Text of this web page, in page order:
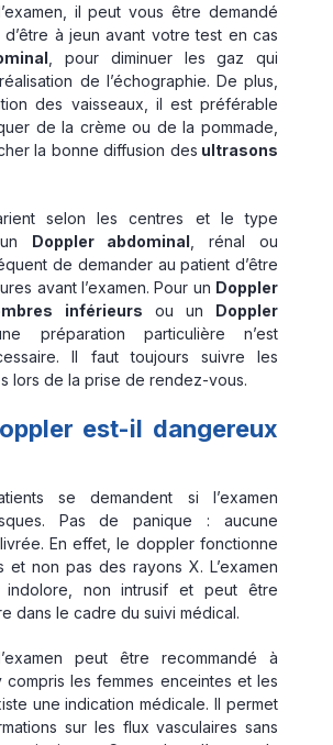
il peut vous être demandé
à jeun avant votre test en cas
, pour diminuer les gaz qui
de l’échographie. De plus,
des vaisseaux, il est préférable
de la crème ou de la pommade,
la bonne diffusion des ultrasons
selon les centres et le type
Doppler abdominal , rénal ou
de demander au patient d’être
avant l’examen. Pour un Doppler
inférieurs ou un Doppler
préparation particulière n’est
Il faut toujours suivre les
lors de la prise de rendez-vous.
est-il dangereux
se demandent si l’examen
Pas de panique : aucune
En effet, le doppler fonctionne
et non pas des rayons X. L’examen
indolore, non intrusif et peut être
dans le cadre du suivi médical.
peut être recommandé à
les femmes enceintes et les
une indication médicale. Il permet
sur les flux vasculaires sans